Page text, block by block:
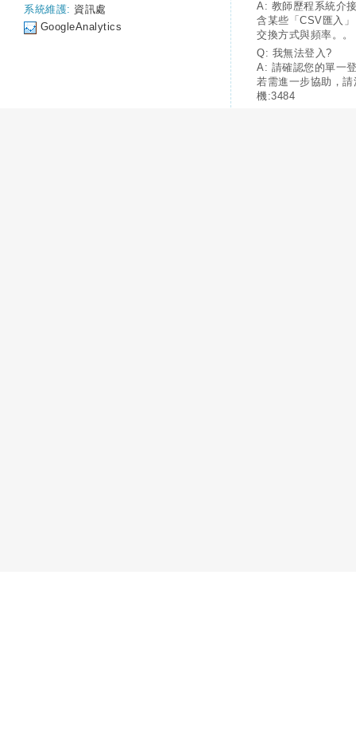
系統維護: 資訊處
GoogleAnalytics
A: 教師歷程系統介
含某些「CSV匯入
交換方式與頻率。。
Q: 我無法登入?
A: 請確認您的單一
若需進一步協助，
機:3484